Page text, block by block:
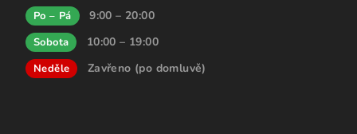
Po – Pá 9:00 – 20:00
Sobota 10:00 – 19:00
Neděle Zavřeno (po domluvě)